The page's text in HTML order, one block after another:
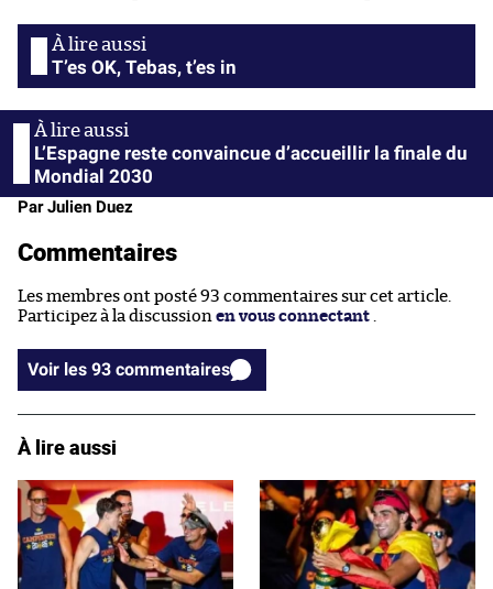
T’es OK, Tebas, t’es in
L’Espagne reste convaincue d’accueillir la finale du
Mondial 2030
Par Julien Duez
Commentaires
Les membres ont posté 93 commentaires sur cet article.
Participez à la discussion en vous connectant
Voir les 93 commentaires
À lire aussi